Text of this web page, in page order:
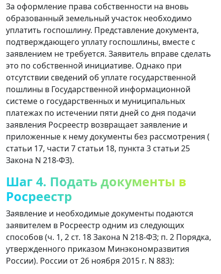
За оформление права собственности на вновь
образованный земельный участок необходимо
уплатить госпошлину. Представление документа,
подтверждающего уплату госпошлины, вместе с
заявлением не требуется. Заявитель вправе сделать
это по собственной инициативе. Однако при
отсутствии сведений об уплате государственной
пошлины в Государственной информационной
системе о государственных и муниципальных
платежах по истечении пяти дней со дня подачи
заявления Росреестр возвращает заявление и
приложенные к нему документы без рассмотрения (
статьи 17, части 7 статьи 18, пункта 3 статьи 25
Закона N 218-ФЗ).
Шаг 4. Подать документы в
Росреестр
Заявление и необходимые документы подаются
заявителем в Росреестр одним из следующих
способов (ч. 1, 2 ст. 18 Закона N 218-ФЗ; п. 2 Порядка,
утвержденного приказом Минэкономразвития
России). России от 26 ноября 2015 г. N 883):